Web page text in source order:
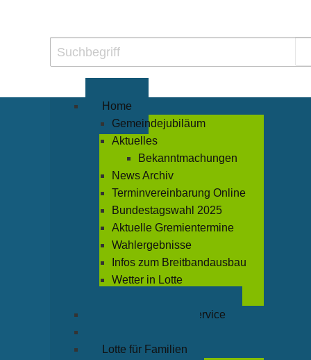
Home
Gemeindejubiläum
Aktuelles
Bekanntmachungen
News Archiv
Terminvereinbarung Online
Bundestagswahl 2025
Aktuelle Gremientermine
Wahlergebnisse
Infos zum Breitbandausbau
Wetter in Lotte
Rathaus & Bürgerservice
Lotte für Familien